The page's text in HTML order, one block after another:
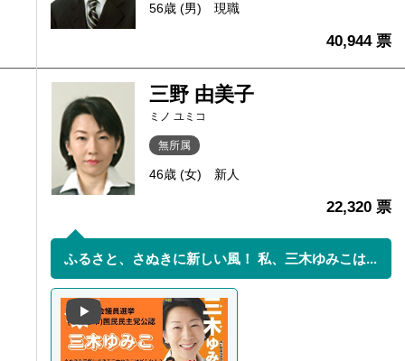
56歳 (男) 現職
40,944 票
三野 由美子
ミノ ユミコ
無所属
46歳 (女) 新人
22,320 票
ふるさと、さぬきに新しい風！ 私、三木ゆみこは...